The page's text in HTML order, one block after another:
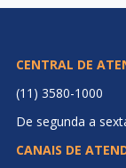
CENTRAL DE
(11) 3580-1000
De segunda a
CANAIS DE